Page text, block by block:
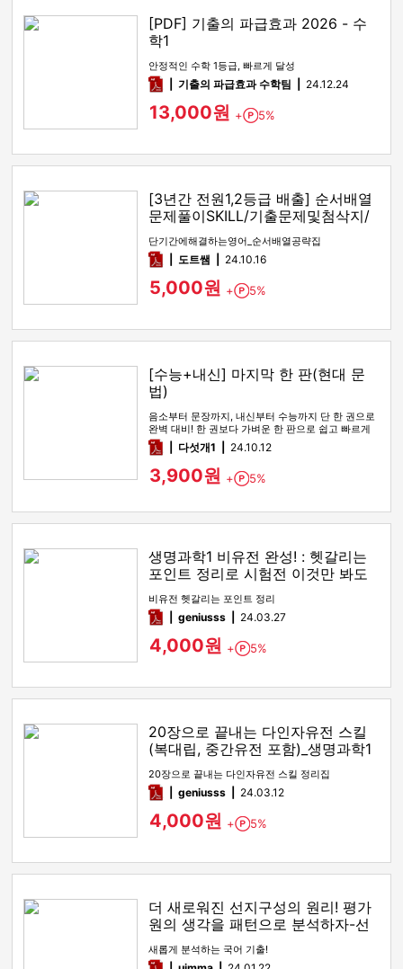
[PDF] 기출의 파급효과 2026 - 수
학1
안정적인 수학 1등급, 빠르게 달성
pdf기출의 파급효과 수학팀 24.12.24
13,000원 + Point
5%
[3년간 전원1,2등급 배출] 순서배열
문제풀이SKILL/기출문제및첨삭지/
답지
단기간에해결하는영어_순서배열공략집
pdf도트쌤 24.10.16
5,000원 + Point
5%
[수능+내신] 마지막 한 판(현대 문
법)
음소부터 문장까지, 내신부터 수능까지 단 한 권으로
완벽 대비! 한 권보다 가벼운 한 판으로 쉽고 빠르게
학습하세요.
pdf다섯개1 24.10.12
3,900원 + Point
5%
생명과학1 비유전 완성! : 헷갈리는
포인트 정리로 시험전 이것만 봐도
만점!
비유전 헷갈리는 포인트 정리
pdfgeniusss 24.03.27
4,000원 + Point
5%
20장으로 끝내는 다인자유전 스킬
(복대립, 중간유전 포함)_생명과학1
유전
20장으로 끝내는 다인자유전 스킬 정리집
pdfgeniusss 24.03.12
4,000원 + Point
5%
더 새로워진 선지구성의 원리! 평가
원의 생각을 패턴으로 분석하자-선
지구성의 원리
새롭게 분석하는 국어 기출!